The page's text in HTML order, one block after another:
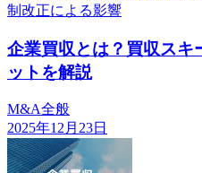
制改正による影響
企業買収とは？買収スキ
ットを解説
M&A全般
2025年12月23日